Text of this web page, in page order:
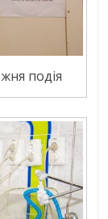
подія